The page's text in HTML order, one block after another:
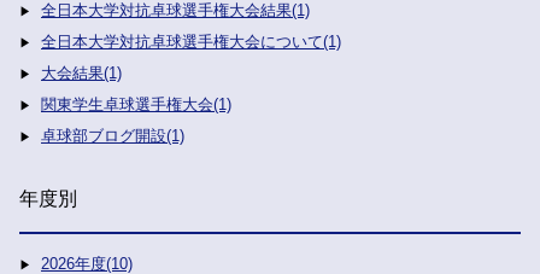
全日本大学対抗卓球選手権大会結果(1)
全日本大学対抗卓球選手権大会について(1)
大会結果(1)
関東学生卓球選手権大会(1)
卓球部ブログ開設(1)
年度別
2026年度(10)